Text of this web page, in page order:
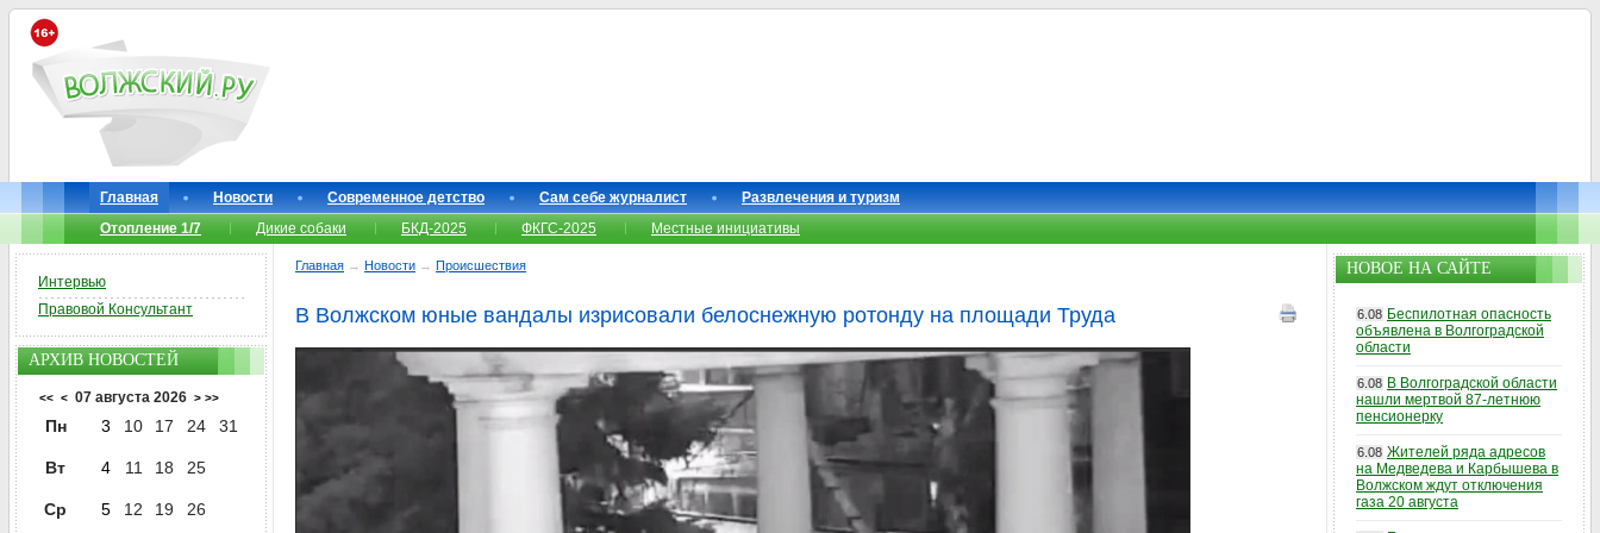
Главная Новости Современное детство Сам себе журналист
Развлечения и туризм
Отопление 1/7
Дикие собаки БКД-2025 ФКГС-2025 Местные инициативы
Главная → Новости → Происшествия
В Волжском юные вандалы изрисовали белоснежную ротонду на площади Труда
Интервью
Правовой Консультант
АРХИВ НОВОСТЕЙ
<< < 07 августа 2026 > >>
Пн 3 10 17 24 31
Вт 4 11 18 25
Ср 5 12 19 26
НОВОЕ НА САЙТЕ
6.08 Беспилотная опасность
объявлена в Волгоградской
области
6.08 В Волгоградской области
нашли мертвой 87-летнюю
пенсионерку
6.08 Жителей ряда адресов
на Медведева и Карбышева в
Волжском ждут отключения
газа 20 августа